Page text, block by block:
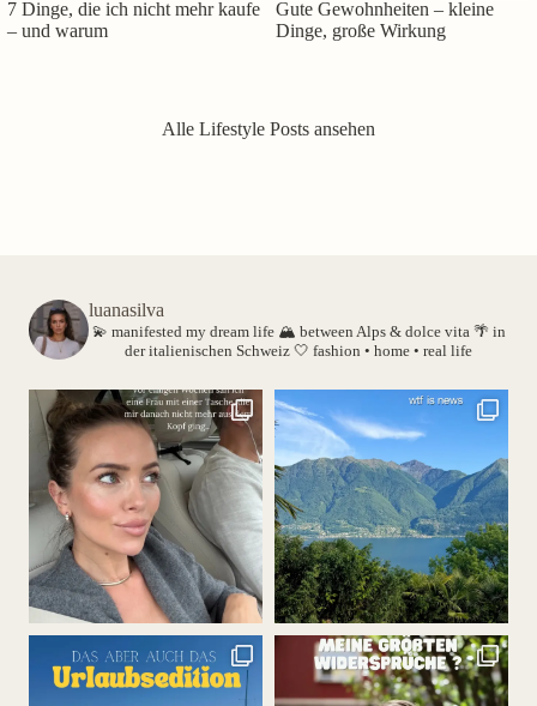
7 Dinge, die ich nicht mehr kaufe
– und warum
Gute Gewohnheiten – kleine
Dinge, große Wirkung
Alle Lifestyle Posts ansehen
luanasilva
💫 manifested my dream life 🏔️ between Alps & dolce vita 🌴 in
der italienischen Schweiz 🤍 fashion • home • real life